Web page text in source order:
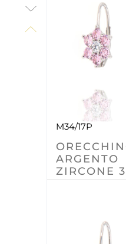
M34/17P
ARGENTO
ZIRCONE